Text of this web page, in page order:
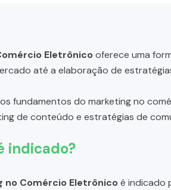
Eletrônicooferece uma
até a elaboração de
fundamentos do marketing no
de conteúdo e estratégias de
indicado?
no Comércio Eletrônicoé indicado